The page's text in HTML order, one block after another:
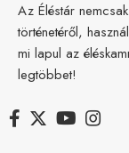
Az Éléstár
történetéről,
mi lapul az
legtöbbet!